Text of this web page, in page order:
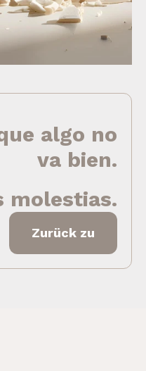
algo no
va bien.
molestias.
Zurück zu